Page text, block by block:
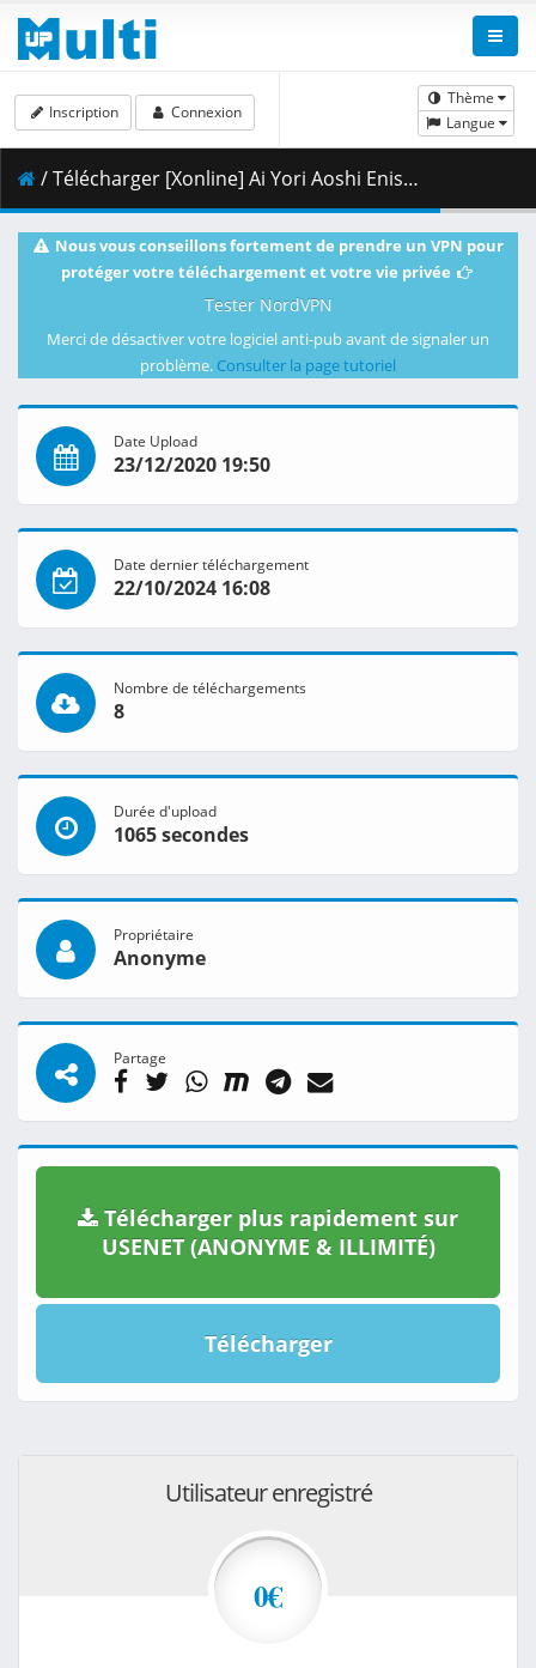
Thème
Langue
Inscription Connexion
/ Télécharger [Xonline] Ai Yori Aoshi Enishi - 10 (BD 1080p HEVC AC3 FLAC) [F480F394].mkv.001 ( 340.77 MB )
Nous vous conseillons fortement de prendre un VPN pour
protéger votre téléchargement et votre vie privée
Tester NordVPN
Merci de désactiver votre logiciel anti-pub avant de signaler un
problème. Consulter la page tutoriel
Date Upload
23/12/2020 19:50
Date dernier téléchargement
22/10/2024 16:08
Nombre de téléchargements
8
Durée d'upload
1065 secondes
Propriétaire
Anonyme
Partage
Télécharger plus rapidement sur
USENET (ANONYME & ILLIMITÉ)
Télécharger
Utilisateur enregistré
0€